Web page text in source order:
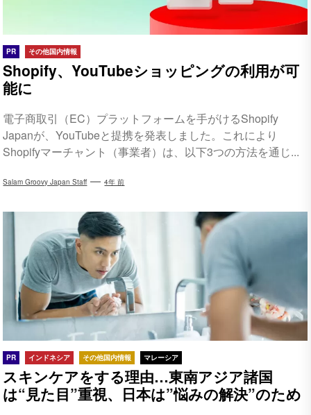
PR その他国内情報
Shopify、YouTubeショッピングの利用が可
能に
電子商取引（EC）プラットフォームを手がけるShopify
Japanが、YouTubeと提携を発表しました。これにより
Shopifyマーチャント（事業者）は、以下3つの方法を通じ...
Salam Groovy Japan Staff 4年 前
PR インドネシア その他国内情報 マレーシア
スキンケアをする理由…東南アジア諸国
は“見た目”重視、日本は”悩みの解決”のため